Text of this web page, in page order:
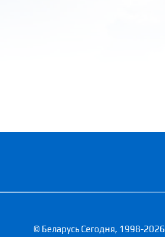
© Беларусь Сегодня, 1998-2026